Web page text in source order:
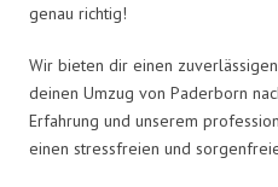
genau richtig!
Wir bieten dir einen
deinen Umzug von Paderborn
Erfahrung und unserem
einen stressfreien und